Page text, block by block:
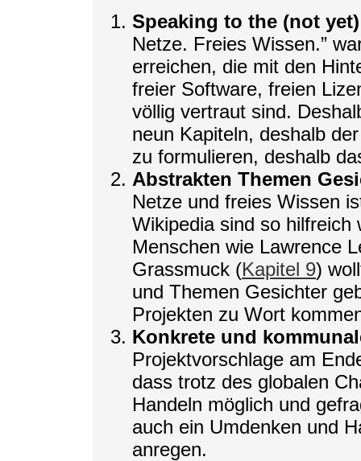
Speaking to the (not
Netze. Freies Wissen.”
erreichen, die mit den
freier Software, freien
völlig vertraut sind.
neun Kapiteln, deshalb
zu formulieren, deshalb
Abstrakten Themen
Netze und freies Wissen
Wikipedia sind so
Menschen wie Lawrence
Grassmuck (Kapitel 9)
und Themen Gesichter
Projekten zu Wort
Konkrete und
Projektvorschlage am
dass trotz des globalen
Handeln möglich und
auch ein Umdenken und
anregen.